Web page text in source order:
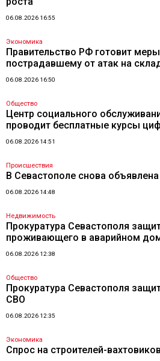
06.08.2026 16:55
Экономика
Правительство РФ готовит
пострадавшему от атак на
06.08.2026 16:50
Общество
Центр социального
проводит бесплатные курсы
06.08.2026 14:51
Происшествия
В Севастополе снова
06.08.2026 14:48
Недвижимость
Прокуратура Севастополя
проживающего в аварийном
06.08.2026 12:38
Общество
Прокуратура Севастополя
СВО
06.08.2026 12:35
Экономика
Спрос на строителей-